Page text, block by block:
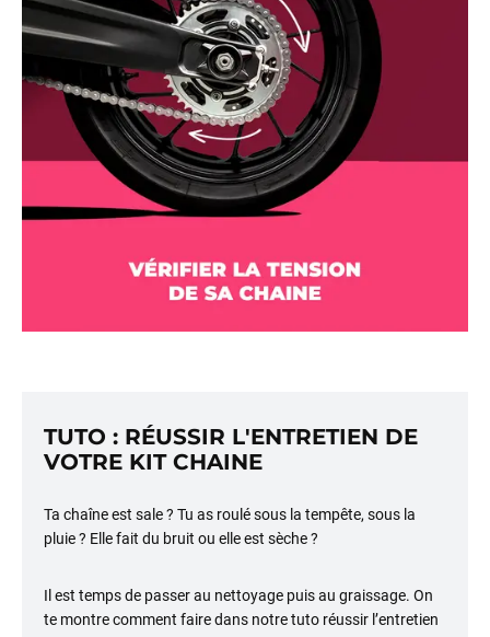
TUTO : RÉUSSIR L'ENTRETIEN DE
VOTRE KIT CHAINE
Ta chaîne est sale ? Tu as roulé sous la tempête, sous la
pluie ? Elle fait du bruit ou elle est sèche ?
Il est temps de passer au nettoyage puis au graissage. On
te montre comment faire dans notre tuto réussir l’entretien